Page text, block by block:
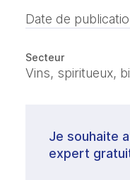
Date de
Secteur
Vins, spiritueux,
Je souhaite
expert